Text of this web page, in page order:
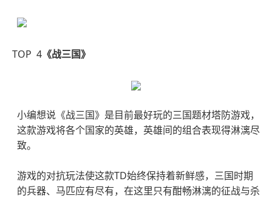
TOP 4 《战三国》
小编想说《战三国》是目前最好玩的三国题材塔防游戏，
这款游戏将各个国家的英雄，英雄间的组合表现得淋漓尽
致。
游戏的对抗玩法使这款TD始终保持着新鲜感，三国时期
的兵器、马匹应有尽有，在这里只有酣畅淋漓的征战与杀